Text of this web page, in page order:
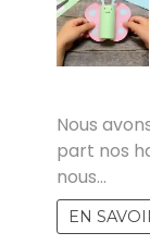
Nous
part nos
nous…
EN